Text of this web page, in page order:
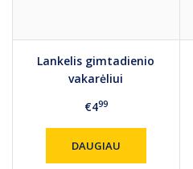
Lankelis gimtadienio
vakarėliui
€499
DAUGIAU